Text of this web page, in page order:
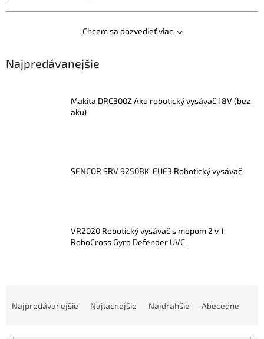
Chcem sa dozvedieť viac
Najpredávanejšie
Makita DRC300Z Aku robotický vysávač 18V (bez
aku)
SENCOR SRV 9250BK-EUE3 Robotický vysávač
VR2020 Robotický vysávač s mopom 2 v 1
RoboCross Gyro Defender UVC
Najpredávanejšie Najlacnejšie Najdrahšie Abecedne